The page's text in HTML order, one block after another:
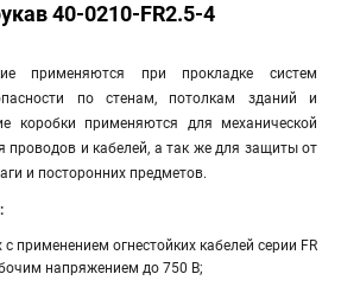
40-0210-FR2.5-4
применяются при прокладке систем
по стенам, потолкам зданий и
коробки применяются для механической
проводов и кабелей, а так же для защиты от
и посторонних предметов.
с применением огнестойких кабелей серии FR
напряжением до 750 В;